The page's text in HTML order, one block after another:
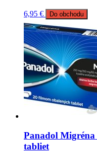
6,95 € Do obchodu
Panadol
tabliet